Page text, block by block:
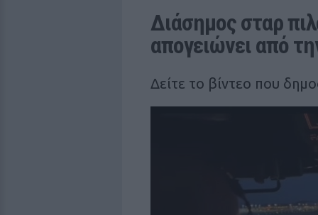
Διάσημος σταρ
απογειώνει από
Δείτε το βίντεο που